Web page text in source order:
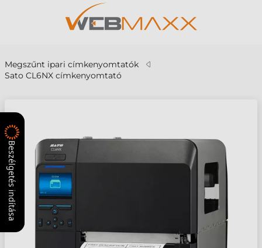
Megszűnt ipari címkenyomtatók
Sato CL6NX címkenyomtató
Beszélgetés indítása